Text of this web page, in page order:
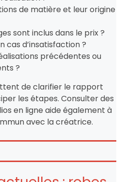
de matière et leur origine
sont inclus dans le prix ?
cas d’insatisfaction ?
précédentes ou
?
de clarifier le rapport
les étapes. Consulter des
en ligne aide également à
avec la créatrice.